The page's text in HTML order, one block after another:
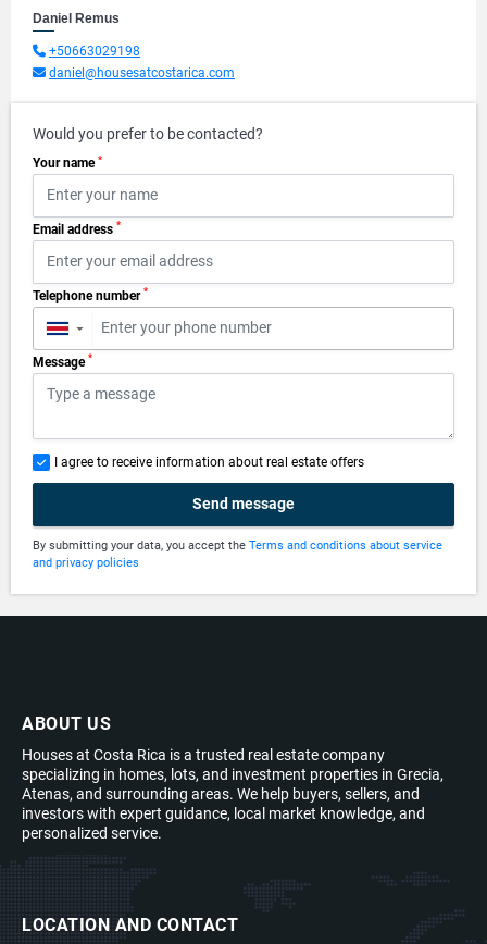
Daniel Remus
+50663029198
daniel@housesatcostarica.com
Would you prefer to be contacted?
Your name *
Email address *
Telephone number *
▼
Message *
I agree to receive information about real estate offers
Send message
By submitting your data, you accept the Terms and conditions about service
and privacy policies
ABOUT US
Houses at Costa Rica is a trusted real estate company
specializing in homes, lots, and investment properties in Grecia,
Atenas, and surrounding areas. We help buyers, sellers, and
investors with expert guidance, local market knowledge, and
personalized service.
LOCATION AND CONTACT